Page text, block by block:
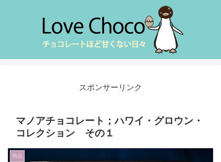
スポンサーリンク
マノアチョコレート；ハワイ・グロウン・
コレクション その１
商品